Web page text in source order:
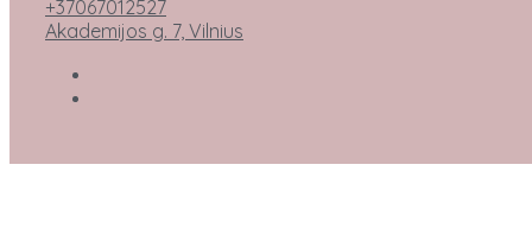
+37067012527
Akademijos g. 7, Vilnius